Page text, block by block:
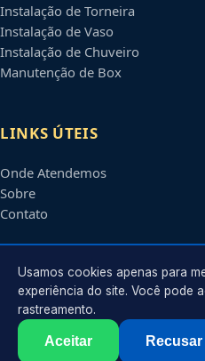
Instalação de Torneira
Instalação de Vaso
Instalação de Chuveiro
Manutenção de Box
LINKS ÚTEIS
Onde Atendemos
Sobre
Contato
CONTATO
Atendimento em
2026 Encanador emSão Luís .
Usamos cookies apenas para
experiência do site. Você pode
rastreamento.
Aceitar Recusar